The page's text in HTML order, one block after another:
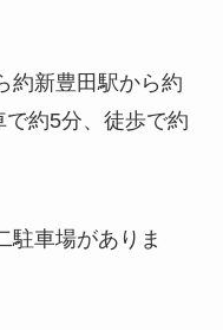
約新豊田駅から約
約5分、徒歩で約
駐車場がありま